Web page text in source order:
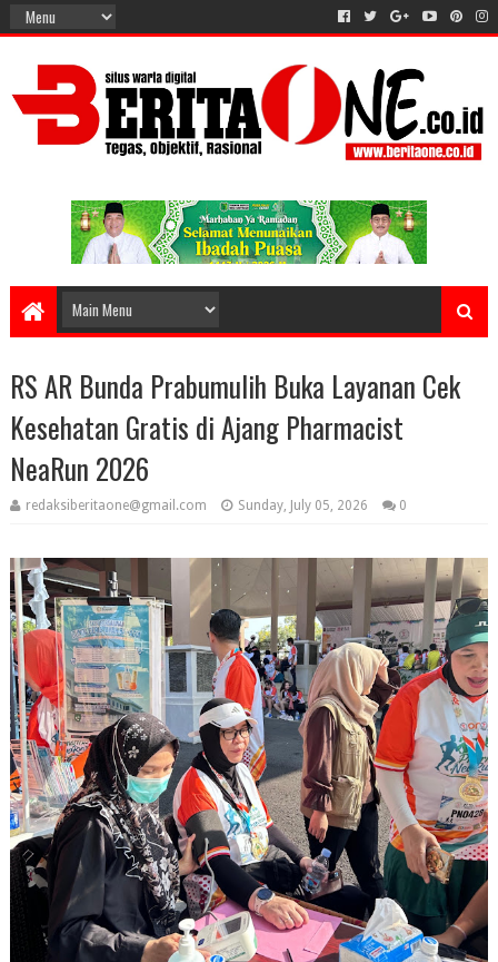
RS AR Bunda Prabumulih Buka Layanan Cek
Kesehatan Gratis di Ajang Pharmacist
NeaRun 2026
redaksiberitaone@gmail.com Sunday, July 05, 2026 0